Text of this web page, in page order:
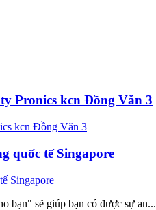
Pronics kcn Đồng Văn 3
quốc tế Singapore
bạn" sẽ giúp bạn có được sự an...